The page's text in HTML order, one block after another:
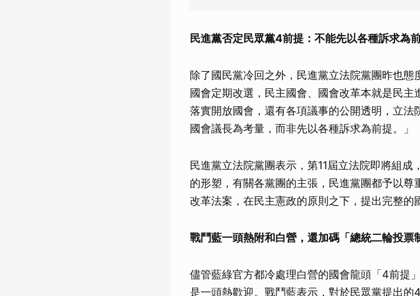
民進黨否定民眾黨4前提：不能先以各種訴求為
除了國民黨冷回之外，民進黨立法院黨團昨也態
國會定期改選，民主國會、國會改革本就是民
落實開放國會，還有各項議事的公開透明，立
國會議長為考量，而非先以各種訴求為前提。」
民進黨立法院黨團表示，第11屆立法院即將組
的形塑，有關各黨團的主張，民進黨團都予以
改革法案，在民主憲政的原則之下，提出完整的
戰鬥藍一頭熱附和白營，還加碼「總統二輪投票
儘管藍綠官方都冷處理白營的國會龍頭「4前提
是一頭熱歡迎。戰鬥藍表示，對於民眾黨提出
取消